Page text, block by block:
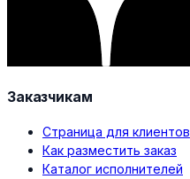
Заказчикам
Страница для клиентов
Как разместить заказ
Каталог исполнителей